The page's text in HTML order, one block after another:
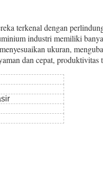
terkenal dengan
industri memiliki
ukuran,
dan cepat, produktivitas